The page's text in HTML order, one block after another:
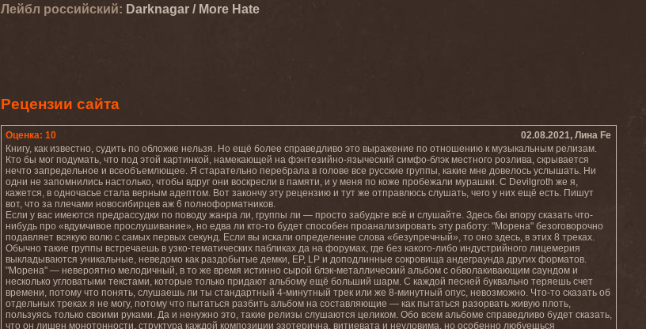
Лейбл роcсийский: Darknagar / More Hate
Рецензии сайта
Оценка: 10
02.08.2021, Лина Fe
Книгу, как известно, судить по обложке нельзя. Но ещё более справедливо это выражение по отношению к музыкальным релизам.
Кто бы мог подумать, что под этой картинкой, намекающей на фэнтезийно-языческий симфо-блэк местного розлива, скрывается
нечто запредельное и всеобъемлющее. Я старательно перебрала в голове все русские группы, какие мне довелось услышать. Ни
одни не запомнились настолько, чтобы вдруг они воскресли в памяти, и у меня по коже пробежали мурашки. С Devilgroth же я,
кажется, в одночасье стала верным адептом. Вот закончу эту рецензию и тут же отправлюсь слушать, чего у них ещё есть. Пишут
вот, что за плечами новосибирцев аж 6 полноформатников.
Если у вас имеются предрассудки по поводу жанра ли, группы ли — просто забудьте всё и слушайте. Здесь бы впору сказать что-
нибудь про «вдумчивое прослушивание», но едва ли кто-то будет способен проанализировать эту работу: "Морена" безоговорочно
подавляет всякую волю с самых первых секунд. Если вы искали определение слова «безупречный», то оно здесь, в этих 8 треках.
Обычно такие группы встречаешь в узко-тематических пабликах да на форумах, где без какого-либо индустрийного лицемерия
выкладываются уникальные, неведомо как раздобытые демки, EP, LP и доподлинные сокровища андеграунда других форматов.
"Морена" — невероятно мелодичный, в то же время истинно сырой блэк-металлический альбом с обволакивающим саундом и
несколько угловатыми текстами, которые только придают альбому ещё больший шарм. С каждой песней буквально теряешь счет
времени, потому что понять, слушаешь ли ты стандартный 4-минутный трек или же 8-минутный опус, невозможно. Что-то сказать об
отдельных треках я не могу, потому что пытаться разбить альбом на составляющие — как пытаться разорвать живую плоть,
пользуясь только своими руками. Да и ненужно это, такие релизы слушаются целиком. Обо всем альбоме справедливо будет сказать,
что он лишен монотонности, структура каждой композиции эзотерична, витиевата и неуловима, но особенно любуешься